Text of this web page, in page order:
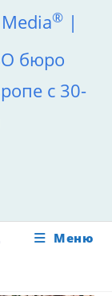
® |
бюро
с 30-
Меню